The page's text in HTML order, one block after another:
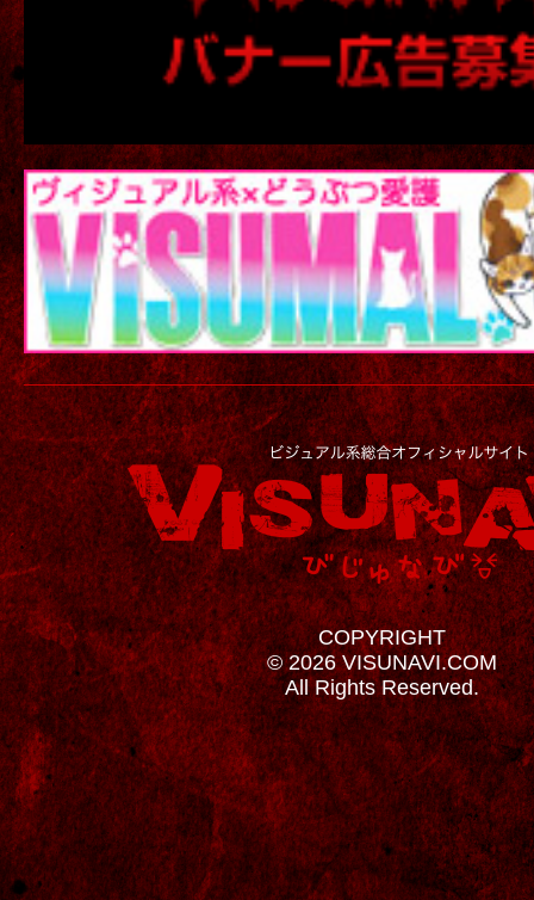
COPYRIGHT
© 2026 VISUNAVI.COM
All Rights Reserved.